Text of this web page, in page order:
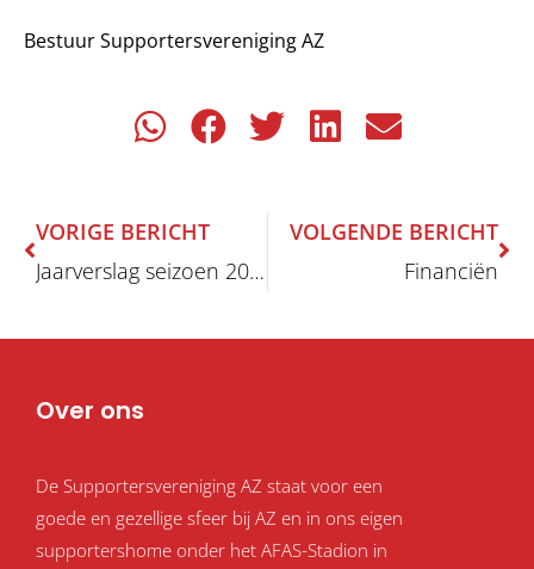
Bestuur Supportersvereniging AZ
VORIGE BERICHT
Jaarverslag seizoen 2016/2017
VOLGENDE BERICHT
Financiën
Over ons
De Supportersvereniging AZ staat voor een
goede en gezellige sfeer bij AZ en in ons eigen
supportershome onder het AFAS-Stadion in